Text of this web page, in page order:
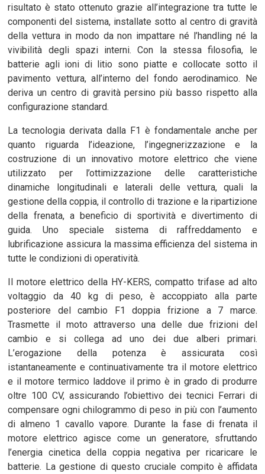
risultato è stato ottenuto grazie all’integrazione tra tutte le
componenti del sistema, installate sotto al centro di gravità
della vettura in modo da non impattare né l’handling né la
vivibilità degli spazi interni. Con la stessa filosofia, le
batterie agli ioni di litio sono piatte e collocate sotto il
pavimento vettura, all’interno del fondo aerodinamico. Ne
deriva un centro di gravità persino più basso rispetto alla
configurazione standard.
La tecnologia derivata dalla F1 è fondamentale anche per
quanto riguarda l’ideazione, l’ingegnerizzazione e la
costruzione di un innovativo motore elettrico che viene
utilizzato per l’ottimizzazione delle caratteristiche
dinamiche longitudinali e laterali delle vettura, quali la
gestione della coppia, il controllo di trazione e la ripartizione
della frenata, a beneficio di sportività e divertimento di
guida. Uno speciale sistema di raffreddamento e
lubrificazione assicura la massima efficienza del sistema in
tutte le condizioni di operatività.
Il motore elettrico della HY-KERS, compatto trifase ad alto
voltaggio da 40 kg di peso, è accoppiato alla parte
posteriore del cambio F1 doppia frizione a 7 marce.
Trasmette il moto attraverso una delle due frizioni del
cambio e si collega ad uno dei due alberi primari.
L’erogazione della potenza è assicurata così
istantaneamente e continuativamente tra il motore elettrico
e il motore termico laddove il primo è in grado di produrre
oltre 100 CV, assicurando l’obiettivo dei tecnici Ferrari di
compensare ogni chilogrammo di peso in più con l’aumento
di almeno 1 cavallo vapore. Durante la fase di frenata il
motore elettrico agisce come un generatore, sfruttando
l’energia cinetica della coppia negativa per ricaricare le
batterie. La gestione di questo cruciale compito è affidata